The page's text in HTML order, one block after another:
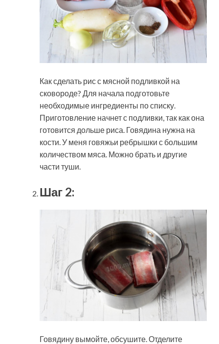
Как сделать рис с мясной подливкой на
сковороде? Для начала подготовьте
необходимые ингредиенты по списку.
Приготовление начнет с подливки, так как она
готовится дольше риса. Говядина нужна на
кости. У меня говяжьи ребрышки с большим
количеством мяса. Можно брать и другие
части туши.
Шаг 2:
Говядину вымойте, обсушите. Отделите